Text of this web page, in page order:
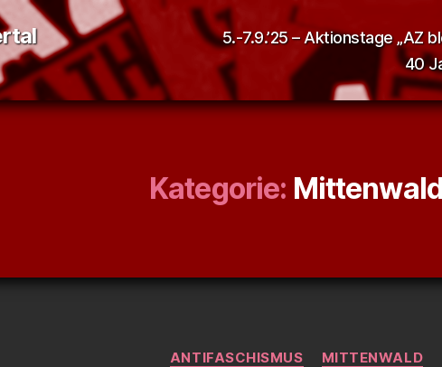
5.-7.9.’25 – Aktionstage „AZ
40
Kategorie: Mittenwald
Kategorien
ANTIFASCHISMUS MITTENWALD